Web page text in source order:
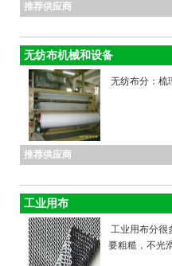
推荐供应商
无纺布机械和设备
无纺布分：梳
推荐供应商
工业用布
工业用布分很
要粗糙，不光